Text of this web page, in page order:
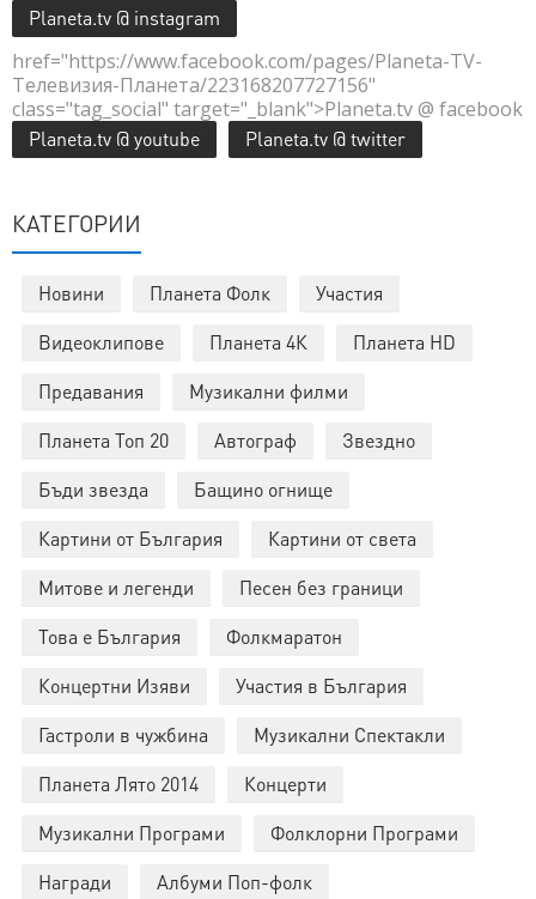
Planeta.tv @ instagram
href="https://www.facebook.com/pages/Planeta-TV-
Телевизия-Планета/223168207727156"
class="tag_social" target="_blank">Planeta.tv @ facebook
Planeta.tv @ youtube Planeta.tv @ twitter
КАТЕГОРИИ
Новини Планета Фолк
Участия
Видеоклипове
Планета 4К
Планета HD
Предавания
Музикални филми
Планета Топ 20
Автограф
Звездно
Бъди звезда
Бащино огнище
Картини от България
Картини от света
Митове и легенди
Песен без граници
Това е България
Фолкмаратон
Концертни Изяви
Участия в България
Гастроли в чужбина
Музикални Спектакли
Планета Лято 2014
Концерти
Музикални Програми
Фолклорни Програми
Награди
Албуми Поп-фолк